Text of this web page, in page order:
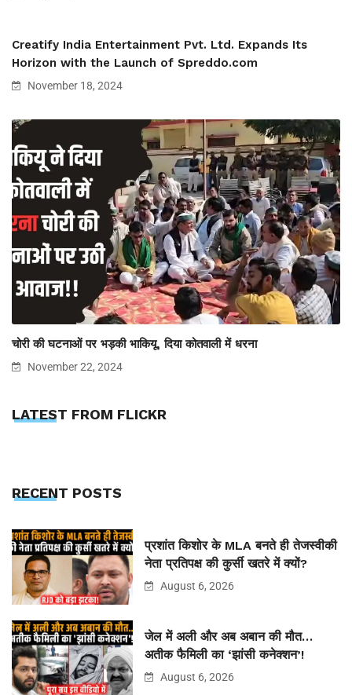
Creatify India Entertainment Pvt. Ltd. Expands Its
Horizon with the Launch of Spreddo.com
November 18, 2024
चोरी की घटनाओं पर भड़की भाकियू, दिया कोतवाली में धरना
November 22, 2024
LATEST FROM FLICKR
RECENT POSTS
प्रशांत किशोर के MLA बनते ही तेजस्वीकी
नेता प्रतिपक्ष की कुर्सी खतरे में क्यों?
August 6, 2026
जेल में अली और अब अबान की मौत…
अतीक फैमिली का ‘झांसी कनेक्शन’!
August 6, 2026